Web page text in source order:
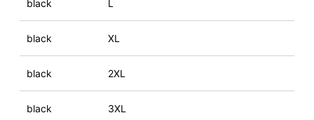
black
black XL
black 2XL
black 3XL